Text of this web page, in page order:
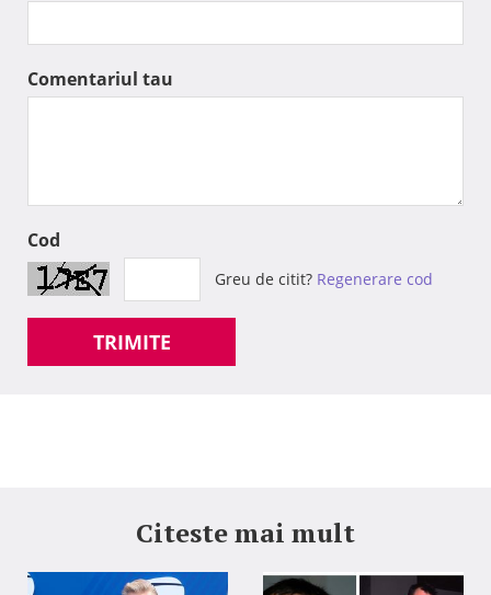
Comentariul tau
Cod
Greu de citit? Regenerare cod
TRIMITE
Citeste mai mult